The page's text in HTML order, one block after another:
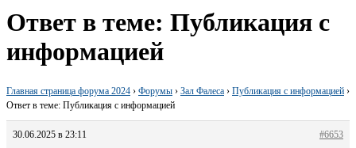
Ответ в теме: Публикация с
информацией
Главная страница форума 2024 › Форумы › Зал Фалеса › Публикация с информацией ›
Ответ в теме: Публикация с информацией
30.06.2025 в 23:11
#6653